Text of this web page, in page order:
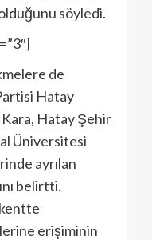
söyledi.
de
Hatay
Kara, Hatay Şehir
Üniversitesi
ayrılan
belirtti.
erişiminin